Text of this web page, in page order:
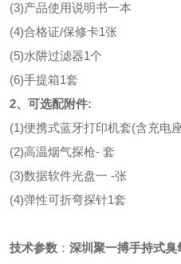
(3)产品使用说明书一本
(4)合格证/保修卡1张
(5)水阱过滤器1个
(6)手提箱1套
2、可选配附件:
(1)便携式蓝牙打印机套(含充电
(2)高温烟气探枪- 套
(3)数据软件光盘一 -张
(4)弹性可折弯探针1套
技术参数 ： 深圳聚一搏手持式